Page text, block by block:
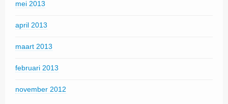
mei 2013
april 2013
maart 2013
februari 2013
november 2012